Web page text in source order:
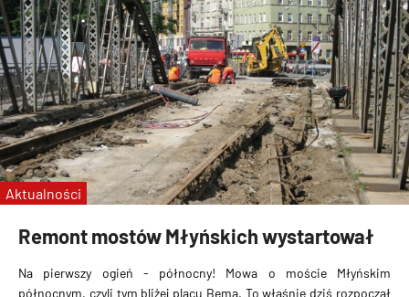
Remont mostów Młyńskich wystartował
Na pierwszy ogień - północny! Mowa o moście Młyńskim
północnym, czyli tym bliżej placu Bema. To właśnie dziś rozpoczął
Aktualności